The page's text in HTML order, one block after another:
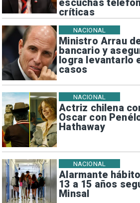
escuchas
críticas
Ministro Arrau
bancario y
logra levantarlo
casos
NACIONAL
Actriz chilena
Oscar con
Hathaway
NACIONAL
Alarmante
13 a 15 años
Minsal
NACIONAL